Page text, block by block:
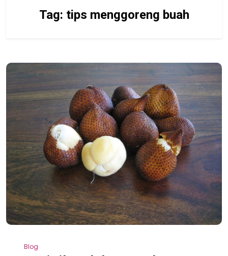
Tag: tips menggoreng buah
Blog